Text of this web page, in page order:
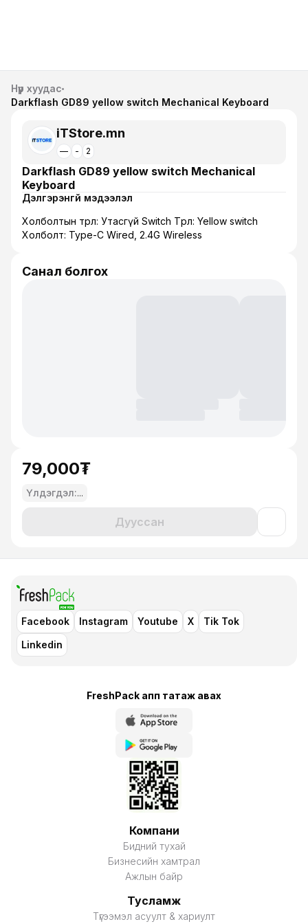
Нүүр хуудас
Darkflash GD89 yellow switch Mechanical Keyboard
iTStore.mn
— - 2
Darkflash GD89 yellow switch Mechanical
Keyboard
Дэлгэрэнгүй мэдээлэл
Холболтын төрөл: Утасгүй Switch Төрөл: Yellow switch
Холболт: Type-C Wired, 2.4G Wireless
Санал болгох
79,000₮
Үлдэгдэл:...
Дууссан
Facebook Instagram Youtube X
Tik Tok
Linkedin
FreshPack апп татаж авaх
Компани
Бидний тухай
Бизнесийн хамтрал
Ажлын байр
Тусламж
Түгээмэл асуулт & хариулт